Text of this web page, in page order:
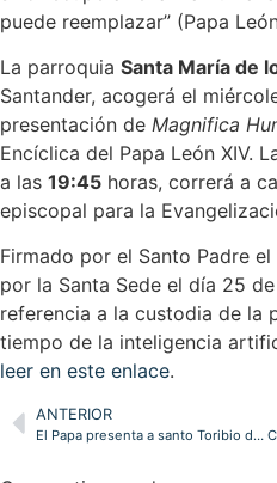
puede reemplazar” (Papa
La parroquia Santa María de
Santander, acogerá el
presentación de Magnifica
Encíclica del Papa León XIV.
a las 19:45 horas, correrá a
episcopal para la
Firmado por el Santo Padre
por la Santa Sede el día 25
referencia a la custodia de la
tiempo de la inteligencia
leer en este enlace.
ANTERIOR
El Papa presenta a santo Toribio de Mogrovejo como modelo de obispo en salida en un tiempo de misión y reorganización eclesial